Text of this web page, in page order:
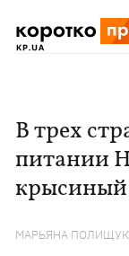
В трех
питании
МАРЬЯНА ПОЛИЩУК